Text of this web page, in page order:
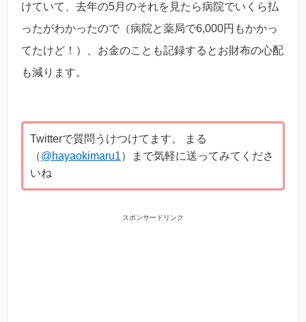
けていて、去年の5月のそれを見たら病院でいくら払
ったがわかったので（病院と薬局で6,000円もかかっ
てたけど！）、お金のことも記録するとお財布の心配
も減ります。
Twitterで質問うけつけてます。 まる
（@hayaokimaru1）まで気軽に送ってみてくださ
いね
スポンサードリンク